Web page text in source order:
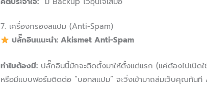
7. เครื่องกรองสแปม (Anti-Spam)
ปลั๊กอินแนะนำ: Akismet Anti-Spam
ทำไมต้องมี: ปลั๊กอินนี้มักจะติดตั้งมาให้ตั้งแต่แรก (แค่ต้องไปเปิ
หรือมีแบบฟอร์มติดต่อ “บอทสแปม” จะวิ่งเข้ามาถล่มเว็บคุณทันที